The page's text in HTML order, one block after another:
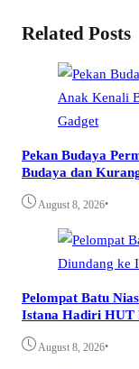
Related Posts
Pekan Budaya
Budaya dan
August 8, 2026•
Pelompat Batu
Istana Hadiri HUT
August 8, 2026•